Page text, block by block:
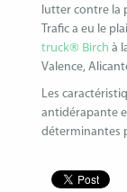
lutter contre la
Trafic a eu le
truck® Birch à
Valence,
Les
antidérapante
déterminantes